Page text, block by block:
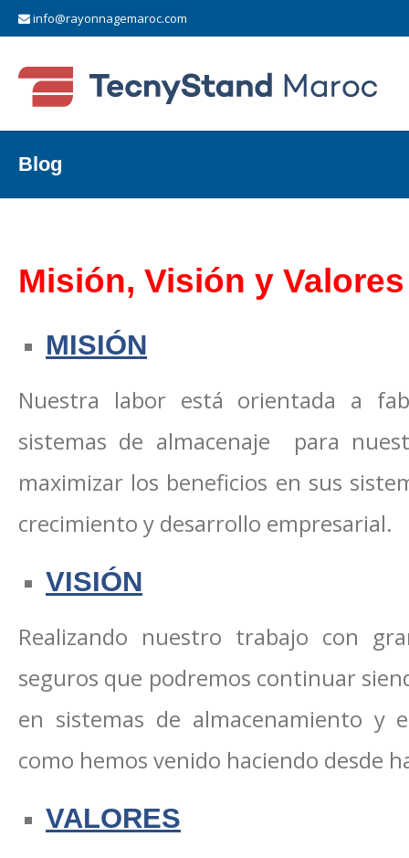
info@rayonnagemaroc.com
Blog
Misión, Visión y Valores
MISIÓN
Nuestra labor está orientada a
sistemas de almacenaje para
maximizar los beneficios en sus
crecimiento y desarrollo empresarial.
VISIÓN
Realizando nuestro trabajo con
seguros que podremos continuar
en sistemas de almacenamiento y
como hemos venido haciendo desde
VALORES